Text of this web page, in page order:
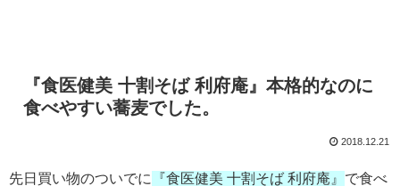
『食医健美 十割そば 利府庵』本格的なのに
食べやすい蕎麦でした。
2018.12.21
先日買い物のついでに 『食医健美 十割そば 利府庵』 で食べ